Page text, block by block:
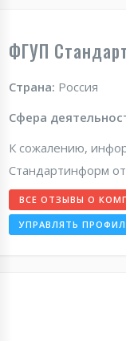
ФГУП
Страна: Россия
Сфера
К сожалению,
Стандартинформ
ВСЕ ОТЗЫВЫ О
УПРАВЛЯТЬ